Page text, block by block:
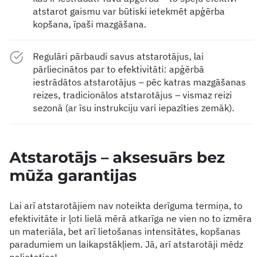
atstarot gaismu var būtiski ietekmēt apģērba
kopšana, īpaši mazgāšana.
Regulāri pārbaudi savus atstarotājus, lai
pārliecinātos par to efektivitāti: apģērbā
iestrādātos atstarotājus – pēc katras mazgāšanas
reizes, tradicionālos atstarotājus – vismaz reizi
sezonā (ar īsu instrukciju vari iepazīties zemāk).
Atstarotājs – aksesuārs bez
mūža garantijas
Lai arī atstarotājiem nav noteikta derīguma termiņa, to
efektivitāte ir ļoti lielā mērā atkarīga ne vien no to izmēra
un materiāla, bet arī lietošanas intensitātes, kopšanas
paradumiem un laikapstākļiem. Jā, arī atstarotāji mēdz